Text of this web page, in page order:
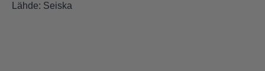
Lähde: Seiska